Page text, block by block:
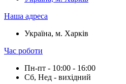
Наша адреса
Україна, м. Харків
Час роботи
Пн-пт - 10:00 - 16:00
Сб, Нед - вихідний